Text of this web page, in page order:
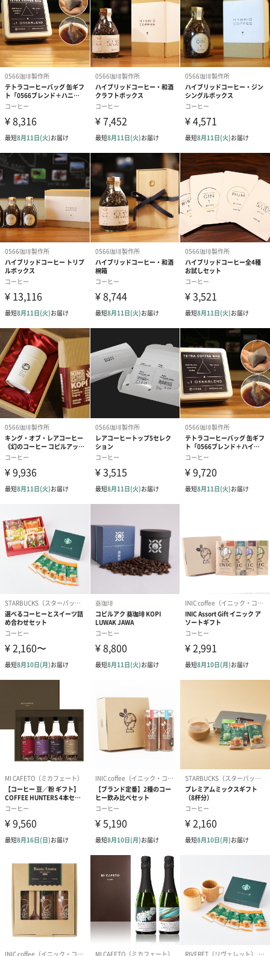
ノンアルコールでありながらその風味と旨みを内包する極上のコ
ーヒー豆です。
【0566珈琲製作所】のオリジナルコーヒー、世界唯一、他で味わ
うことは出来ません。
ラインナップは「WINE－ワイン」「GIN－ジン」「RUM－ラム」
の3種。
ハイブリッドコーヒー：各フレーバー2個ずつ計6個
「コピルアック」
なんと幻のコーヒー・コピルアックがドリップバッグに登場しま
した。
一般的に通常1杯5.000円～10.000円のものが、
なんと、800円以下で飲めてしまうという計算になります。
コピルアック：計4個
3 DRIP BAG GIFT (3ドリップバッグ ギフト)
幻のコーヒー「コピルアック」の3種類のドリップバッグが
それぞれに紙箱に入っています。
ナチュラルでやさしいパッケージ
【0566珈琲製作所】のスタンプが刻印された、
落ち着いた雰囲気のクラフトボックスに入っています。
る際にも便利です。
世界のレアコーヒーをあなたのもとへ。【0566珈琲製作
所】
「コーヒーによって人々に感動と驚きを感じてもらいたい」
レアコーヒー専門店【0566珈琲製作所】は、
コーヒーの焙煎を中心業務として世界のコーヒーを発掘、
そして輸入を行うだけでなく、お酒が薫るノンアルコールのハイ
ブリッドコーヒーを
開発するなど新たなコーヒーの創造、開発を行っております。
【0566珈琲製作所】こだわりのコーヒーをご賞味くださ
い。
コーヒー専用の器具がなくても、美味しく淹れることができるド